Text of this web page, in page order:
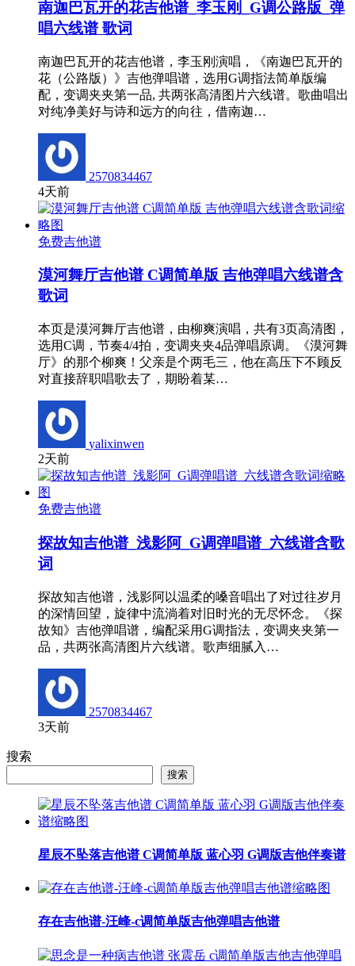
南迦巴瓦开的花吉他谱_李玉刚_G调公路版_弹
唱六线谱 歌词
南迦巴瓦开的花吉他谱，李玉刚演唱，《南迦巴瓦开的
花（公路版）》吉他弹唱谱，选用G调指法简单版编
配，变调夹夹第一品, 共两张高清图片六线谱。歌曲唱出
对纯净美好与诗和远方的向往，借南迦…
2570834467
4天前
免费吉他谱
漠河舞厅吉他谱 C调简单版 吉他弹唱六线谱含
歌词
本页是漠河舞厅吉他谱，由柳爽演唱，共有3页高清图，
选用C调，节奏4/4拍，变调夹夹4品弹唱原调。《漠河舞
厅》的那个柳爽！父亲是个两毛三，他在高压下不顾反
对直接辞职唱歌去了，期盼着某…
yalixinwen
2天前
免费吉他谱
探故知吉他谱_浅影阿_G调弹唱谱_六线谱含歌
词
探故知吉他谱，浅影阿以温柔的嗓音唱出了对过往岁月
的深情回望，旋律中流淌着对旧时光的无尽怀念。《探
故知》吉他弹唱谱，编配采用G调指法，变调夹夹第一
品，共两张高清图片六线谱。歌声细腻入…
2570834467
3天前
搜索
搜索
星辰不坠落吉他谱 C调简单版 蓝心羽 G调版吉他伴奏谱
存在吉他谱-汪峰-c调简单版吉他弹唱吉他谱